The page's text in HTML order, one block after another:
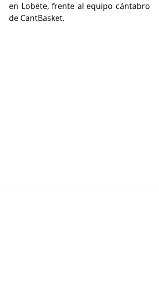
en Lobete, frente al equipo cántabro
de CantBasket.